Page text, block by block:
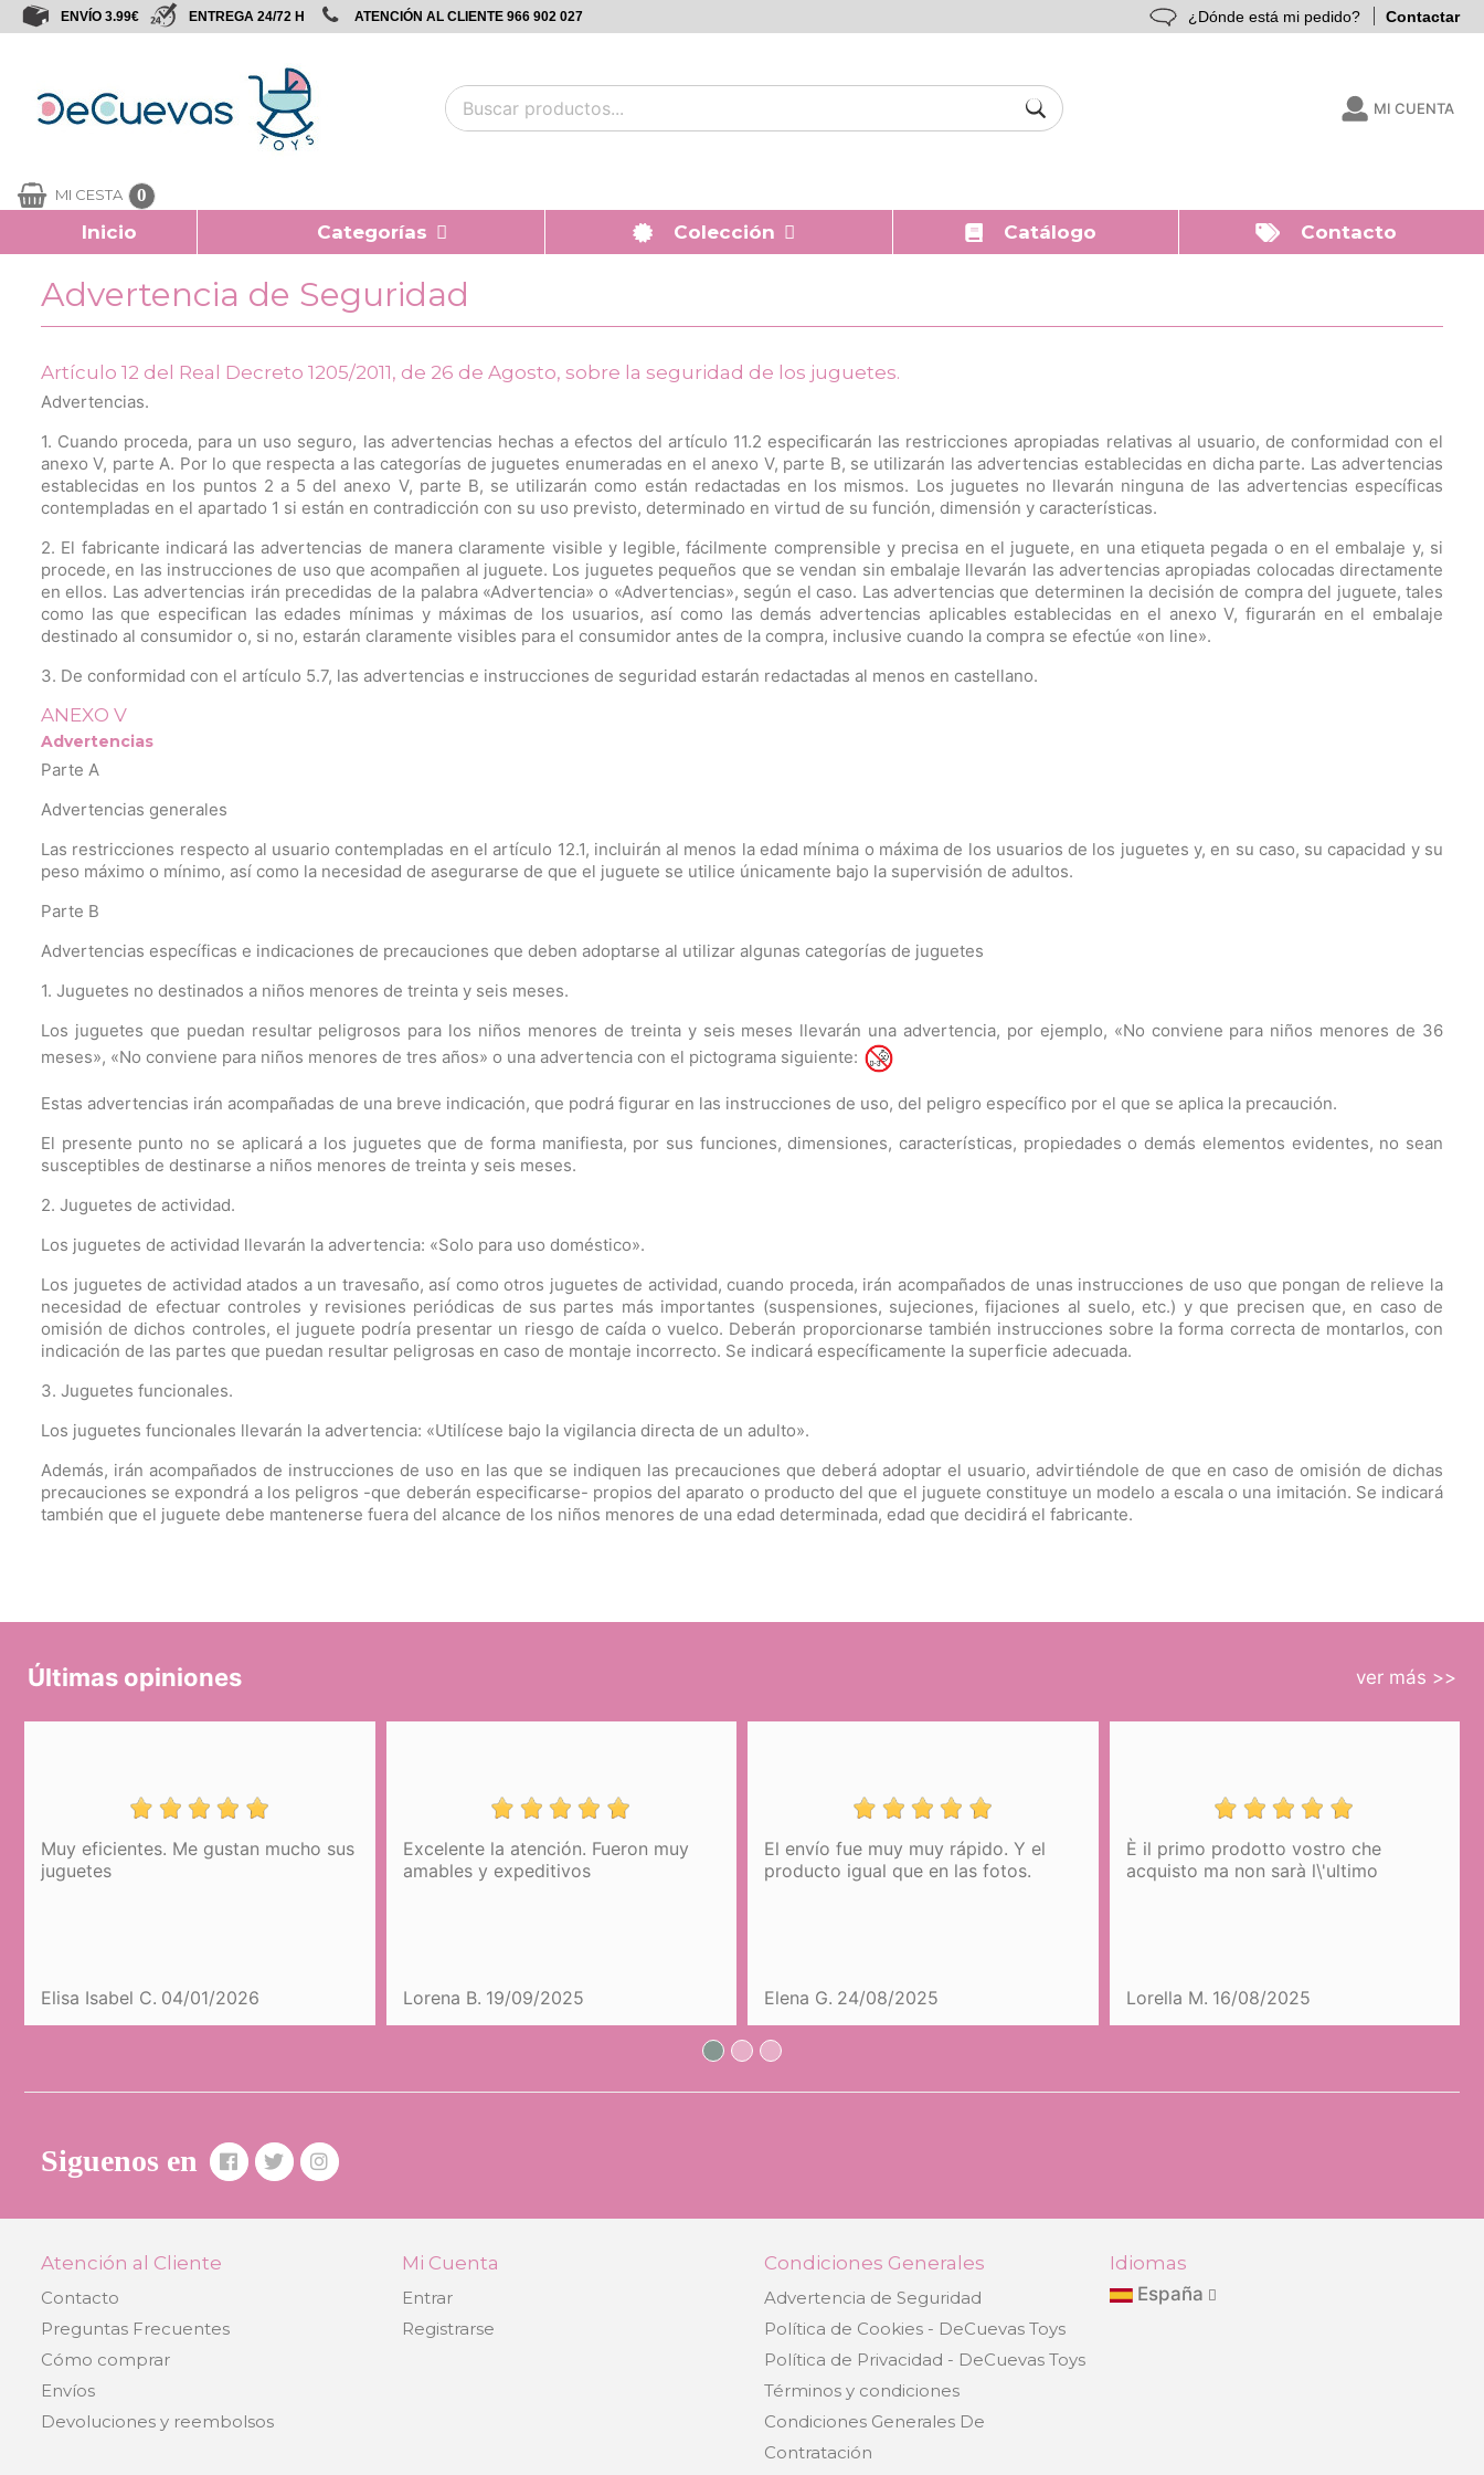
ENVÍO 3.99€ ENTREGA 24/72 H ATENCIÓN AL CLIENTE 966 902 027 ¿Dónde está mi pedido? Contactar
MI CUENTA
MI CESTA 0
Inicio Categorías Colección Catálogo Contacto
Advertencia de Seguridad
Artículo 12 del Real Decreto 1205/2011, de 26 de Agosto, sobre la seguridad de los juguetes.
Advertencias.
1. Cuando proceda, para un uso seguro, las advertencias hechas a efectos del artículo 11.2 especificarán las restricciones apropiadas relativas al usuario, de conformidad con el
anexo V, parte A. Por lo que respecta a las categorías de juguetes enumeradas en el anexo V, parte B, se utilizarán las advertencias establecidas en dicha parte. Las advertencias
establecidas en los puntos 2 a 5 del anexo V, parte B, se utilizarán como están redactadas en los mismos. Los juguetes no llevarán ninguna de las advertencias específicas
contempladas en el apartado 1 si están en contradicción con su uso previsto, determinado en virtud de su función, dimensión y características.
2. El fabricante indicará las advertencias de manera claramente visible y legible, fácilmente comprensible y precisa en el juguete, en una etiqueta pegada o en el embalaje y, si
procede, en las instrucciones de uso que acompañen al juguete. Los juguetes pequeños que se vendan sin embalaje llevarán las advertencias apropiadas colocadas directamente
en ellos. Las advertencias irán precedidas de la palabra «Advertencia» o «Advertencias», según el caso. Las advertencias que determinen la decisión de compra del juguete, tales
como las que especifican las edades mínimas y máximas de los usuarios, así como las demás advertencias aplicables establecidas en el anexo V, figurarán en el embalaje
destinado al consumidor o, si no, estarán claramente visibles para el consumidor antes de la compra, inclusive cuando la compra se efectúe «on line».
3. De conformidad con el artículo 5.7, las advertencias e instrucciones de seguridad estarán redactadas al menos en castellano.
ANEXO V
Advertencias
Parte A
Advertencias generales
Las restricciones respecto al usuario contempladas en el artículo 12.1, incluirán al menos la edad mínima o máxima de los usuarios de los juguetes y, en su caso, su capacidad y su
peso máximo o mínimo, así como la necesidad de asegurarse de que el juguete se utilice únicamente bajo la supervisión de adultos.
Parte B
Advertencias específicas e indicaciones de precauciones que deben adoptarse al utilizar algunas categorías de juguetes
1. Juguetes no destinados a niños menores de treinta y seis meses.
Los juguetes que puedan resultar peligrosos para los niños menores de treinta y seis meses llevarán una advertencia, por ejemplo, «No conviene para niños menores de 36
meses», «No conviene para niños menores de tres años» o una advertencia con el pictograma siguiente:
Estas advertencias irán acompañadas de una breve indicación, que podrá figurar en las instrucciones de uso, del peligro específico por el que se aplica la precaución.
El presente punto no se aplicará a los juguetes que de forma manifiesta, por sus funciones, dimensiones, características, propiedades o demás elementos evidentes, no sean
susceptibles de destinarse a niños menores de treinta y seis meses.
2. Juguetes de actividad.
Los juguetes de actividad llevarán la advertencia: «Solo para uso doméstico».
Los juguetes de actividad atados a un travesaño, así como otros juguetes de actividad, cuando proceda, irán acompañados de unas instrucciones de uso que pongan de relieve la
necesidad de efectuar controles y revisiones periódicas de sus partes más importantes (suspensiones, sujeciones, fijaciones al suelo, etc.) y que precisen que, en caso de
omisión de dichos controles, el juguete podría presentar un riesgo de caída o vuelco. Deberán proporcionarse también instrucciones sobre la forma correcta de montarlos, con
indicación de las partes que puedan resultar peligrosas en caso de montaje incorrecto. Se indicará específicamente la superficie adecuada.
3. Juguetes funcionales.
Los juguetes funcionales llevarán la advertencia: «Utilícese bajo la vigilancia directa de un adulto».
Además, irán acompañados de instrucciones de uso en las que se indiquen las precauciones que deberá adoptar el usuario, advirtiéndole de que en caso de omisión de dichas
precauciones se expondrá a los peligros -que deberán especificarse- propios del aparato o producto del que el juguete constituye un modelo a escala o una imitación. Se indicará
también que el juguete debe mantenerse fuera del alcance de los niños menores de una edad determinada, edad que decidirá el fabricante.
Últimas opiniones ver más >>
Muy eficientes. Me gustan mucho sus
juguetes
Elisa Isabel C. 04/01/2026
Excelente la atención. Fueron muy
amables y expeditivos
Lorena B. 19/09/2025
El envío fue muy muy rápido. Y el
producto igual que en las fotos.
Elena G. 24/08/2025
È il primo prodotto vostro che
acquisto ma non sarà l\'ultimo
Lorella M. 16/08/2025
Siguenos en
Atención al Cliente
Contacto
Preguntas Frecuentes
Cómo comprar
Envíos
Devoluciones y reembolsos
Mi Cuenta
Entrar
Registrarse
Condiciones Generales
Advertencia de Seguridad
Política de Cookies - DeCuevas Toys
Política de Privacidad - DeCuevas Toys
Términos y condiciones
Condiciones Generales De
Contratación
Idiomas
España